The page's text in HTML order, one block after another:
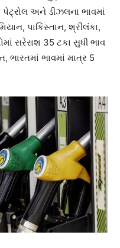
પેટ્રોલ અને ડીઝલના ભાવમાં
પાકિસ્તાન, શ્રીલંકા,
સરેરાશ 35 ટકા સુધી ભાવ
ભારતમાં ભાવમાં માત્ર 5